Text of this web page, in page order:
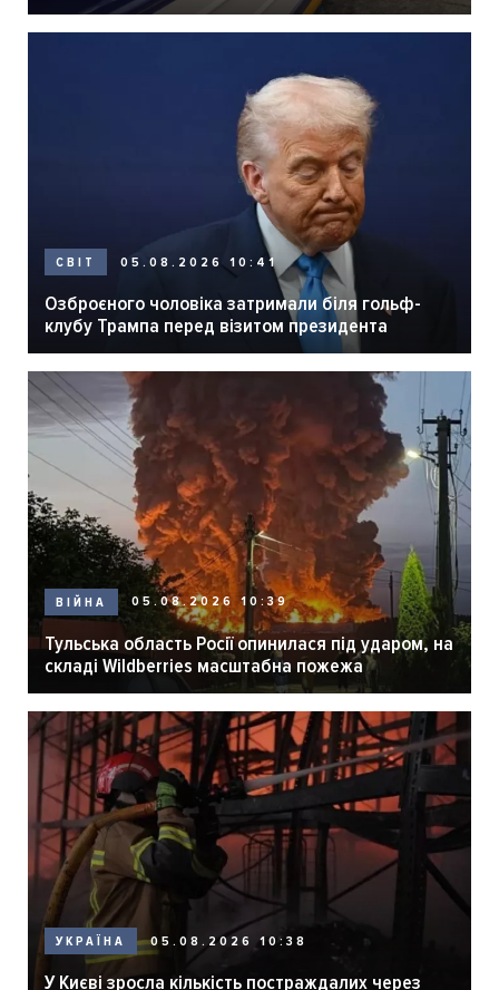
СВІТ 05.08.2026 10:41
Озброєного чоловіка затримали біля гольф-
клубу Трампа перед візитом президента
ВІЙНА 05.08.2026 10:39
Тульська область Росії опинилася під ударом, на
складі Wildberries масштабна пожежа
УКРАЇНА 05.08.2026 10:38
У Києві зросла кількість постраждалих через